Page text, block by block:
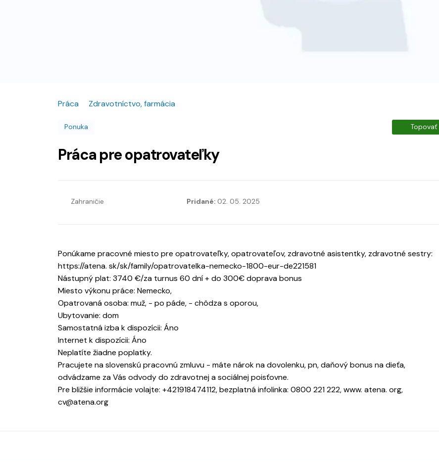
Práca Zdravotníctvo, farmácia
Ponuka Topovať
Práca pre opatrovateľky
Zahraničie Pridané: 02. 05. 2025
Ponúkame pracovné miesto pre opatrovateľky, opatrovateľov, zdravotné asistentky, zdravotné sestry:
https://atena. sk/sk/family/opatrovatelka-nemecko-1800-eur-de221581
Nástupný plat: 3740 €/za turnus 60 dní + do 300€ doprava bonus
Miesto výkonu práce: Nemecko,
Opatrovaná osoba: muž, - po páde, - chôdza s oporou,
Ubytovanie: dom
Samostatná izba k dispozícii: Áno
Internet k dispozícii: Áno
Neplatíte žiadne poplatky.
Pracujete na slovenskú pracovnú zmluvu - máte nárok na dovolenku, pn, daňový bonus na dieťa,
odvádzame za Vás odvody do zdravotnej a sociálnej poisťovne.
Pre bližšie informácie volajte: +421918474112, bezplatná infolinka: 0800 221 222, www. atena. org,
cv@atena.org